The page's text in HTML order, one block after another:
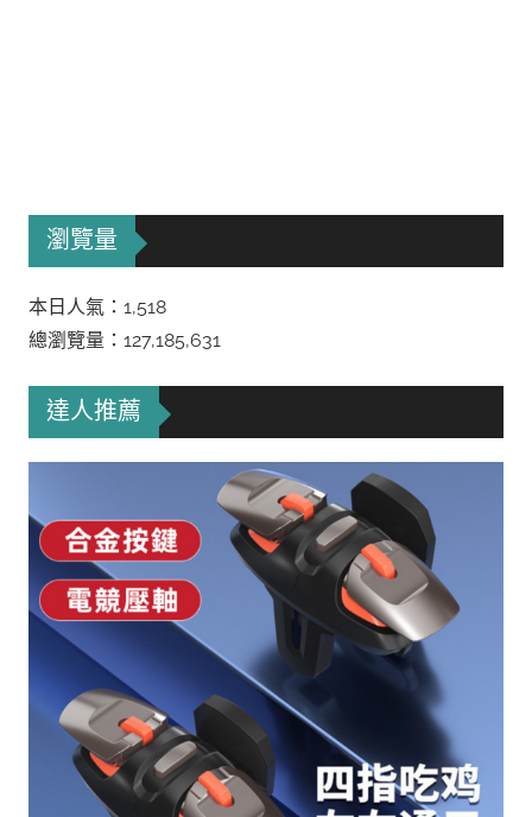
瀏覽量
本日人氣：1,518
總瀏覽量：127,185,631
達人推薦